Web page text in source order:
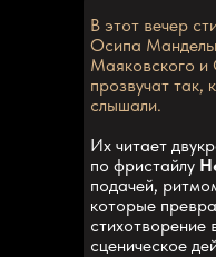
В этот вечер
Осипа
Маяковского и
прозвучат так,
слышали.
Их читает
по фристайлу
подачей,
которые
стихотворение
сценическое